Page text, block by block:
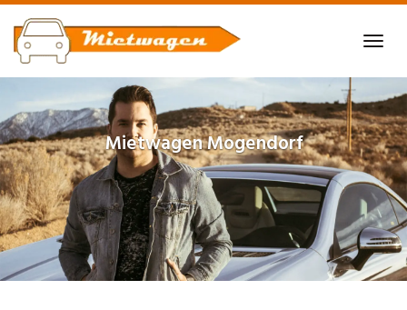
Skip
to
main
content
MietwagenMogendorf